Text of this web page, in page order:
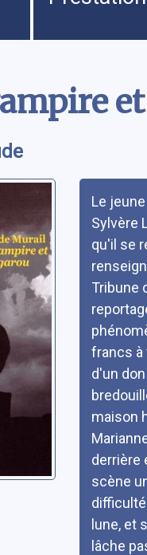
Le
Sylvère
qu'il se
Tribune
francs à
d'un
maison
derrière
scène
lune, et
lâche